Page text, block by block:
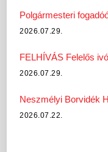
Polgármesteri
2026.07.29.
FELHÍVÁS Felelős
2026.07.29.
Neszmélyi Borvidék
2026.07.22.